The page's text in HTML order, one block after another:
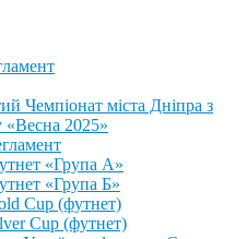
Чемпіонат міста Дніпра з
«Весна 2025»
«Група А»
«Група Б»
Cup (футнет)
Cup (футнет)